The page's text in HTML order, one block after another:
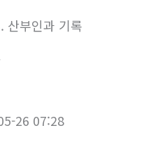
산부인과 기록
26 07:28